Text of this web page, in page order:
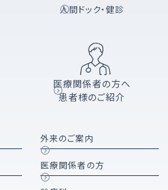
人間ドック・健診
医療関係者の方へ
患者様のご紹介
外来のご案内
医療関係者の方